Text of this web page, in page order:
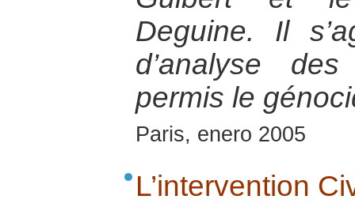
Deguine. Il
d’analyse
permis le
Paris, enero 2005
L’intervention